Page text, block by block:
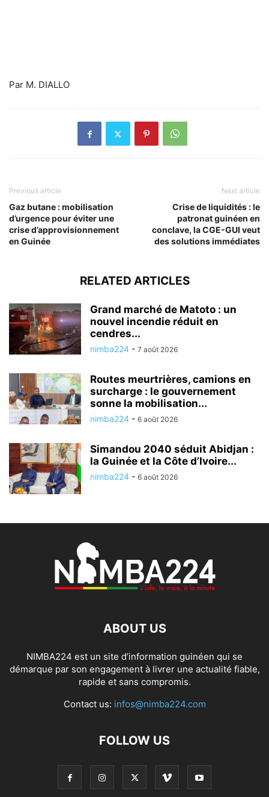
Par M. DIALLO
Previous article
Gaz butane : mobilisation
d’urgence pour éviter une
crise d’approvisionnement
en Guinée
Next article
Crise de liquidités : le
patronat guinéen en
conclave, la CGE-GUI veut
des solutions immédiates
RELATED ARTICLES
Grand marché de Matoto : un
nouvel incendie réduit en
cendres...
nimba224 - 7 août 2026
Routes meurtrières, camions en
surcharge : le gouvernement
sonne la mobilisation...
nimba224 - 6 août 2026
Simandou 2040 séduit Abidjan :
la Guinée et la Côte d’Ivoire...
nimba224 - 6 août 2026
ABOUT US
NIMBA224 est un site d’information guinéen qui se
démarque par son engagement à livrer une actualité fiable,
rapide et sans compromis.
Contact us: infos@nimba224.com
FOLLOW US